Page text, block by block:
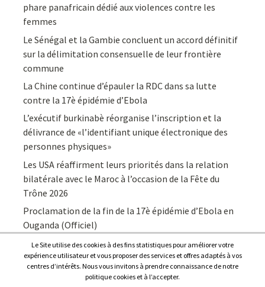
phare panafricain dédié aux violences contre les
femmes
Le Sénégal et la Gambie concluent un accord définitif
sur la délimitation consensuelle de leur frontière
commune
La Chine continue d’épauler la RDC dans sa lutte
contre la 17è épidémie d’Ebola
L’exécutif burkinabè réorganise l’inscription et la
délivrance de «l’identifiant unique électronique des
personnes physiques»
Les USA réaffirment leurs priorités dans la relation
bilatérale avec le Maroc à l’occasion de la Fête du
Trône 2026
Proclamation de la fin de la 17è épidémie d’Ebola en
Ouganda (Officiel)
Le Site utilise des cookies à des fins statistiques pour améliorer votre
expérience utilisateur et vous proposer des services et offres adaptés à vos
centres d’intérêts. Nous vous invitons à prendre connaissance de notre
politique cookies et à l’accepter.